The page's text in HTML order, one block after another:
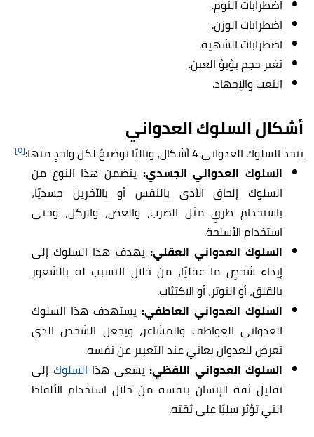
اضطرابات النوم.
اضطرابات الوزن.
اضطرابات الشهية.
تغير حجم بؤبؤ العين.
التعب والإجهاد.
أشكال السلوك العدواني
يتخذ السلوك العدواني 4 أشكال، وتاليًا توضيحٌ لكل واحدٍ منها: [٥]
السلوك العدواني الجسدي: يتضمن هذا النوع من
السلوك إلحاق الأذى بالنفس أو بالآخرين جسديًا،
باستخدام طرقٍ مثل الضرب، والعض، والركل، وحتى
استخدام الأسلحة.
السلوك العدواني العقلي: يهدف هذا السلوك إلى
إيذاء شخصٍ ما عقليًا، من خلال التسبب له بالشعور
بالقلق، أو التوتر، أو الاكتئاب.
السلوك العدواني العاطفي: يستهدف هذا السلوك
العدواني العواطف والمشاعر، ويجعل الشخص الذي
تعرض للعدوان يعاني عند التعبير عن نفسه.
السلوك العدواني اللفظي:يسعى هذا السلوك إلى
تقليل ثقة الإنسان بنفسه من خلال استخدام الألفاظ
التي تؤثر سلبًا على ثقته.